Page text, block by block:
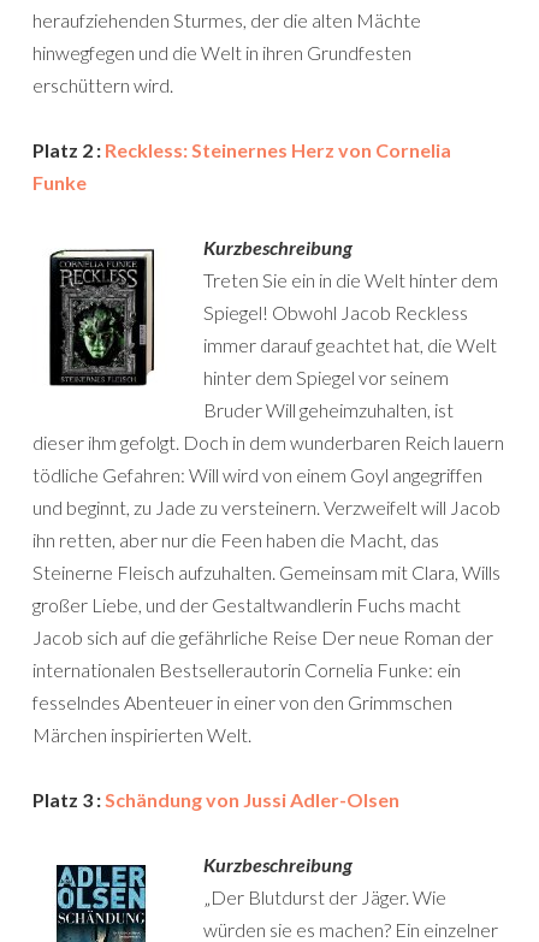
heraufziehenden Sturmes, der die alten Mächte
hinwegfegen und die Welt in ihren Grundfesten
erschüttern wird.
Platz 2 : Reckless: Steinernes Herz von Cornelia
Funke
Kurzbeschreibung
Treten Sie ein in die Welt hinter dem
Spiegel! Obwohl Jacob Reckless
immer darauf geachtet hat, die Welt
hinter dem Spiegel vor seinem
Bruder Will geheimzuhalten, ist
dieser ihm gefolgt. Doch in dem wunderbaren Reich lauern
tödliche Gefahren: Will wird von einem Goyl angegriffen
und beginnt, zu Jade zu versteinern. Verzweifelt will Jacob
ihn retten, aber nur die Feen haben die Macht, das
Steinerne Fleisch aufzuhalten. Gemeinsam mit Clara, Wills
großer Liebe, und der Gestaltwandlerin Fuchs macht
Jacob sich auf die gefährliche Reise Der neue Roman der
internationalen Bestsellerautorin Cornelia Funke: ein
fesselndes Abenteuer in einer von den Grimmschen
Märchen inspirierten Welt.
Platz 3 :Schändung von Jussi Adler-Olsen
Kurzbeschreibung
„Der Blutdurst der Jäger. Wie
würden sie es machen? Ein einzelner